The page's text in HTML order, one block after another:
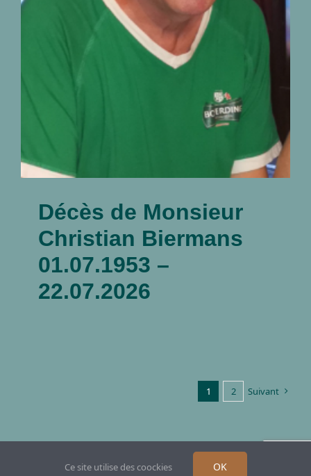
nécrologies
Décès de Monsieur
Christian Biermans
01.07.1953 –
22.07.2026
1 2 Suivant
Ce site utilise des coockies OK